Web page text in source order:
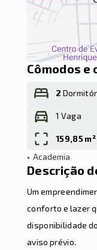
Cômodos
2
1 Vaga
159,85 m²
• Academia
Descrição
Um
conforto e lazer
disponibilidade
aviso prévio.